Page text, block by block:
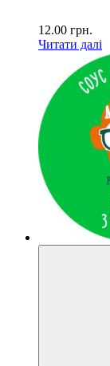
12.00 грн.
Читати далі